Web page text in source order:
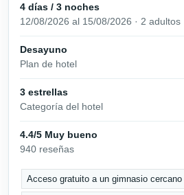
4 días / 3 noches
12/08/2026 al 15/08/2026 · 2 adultos
Desayuno
Plan de hotel
3 estrellas
Categoría del hotel
4.4/5 Muy bueno
940 reseñas
Acceso gratuito a un gimnasio cercano